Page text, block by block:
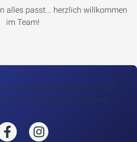
alles passt... herzlich willkommen
im Team!
du dich hier über unsere
Firmenevents informieren!